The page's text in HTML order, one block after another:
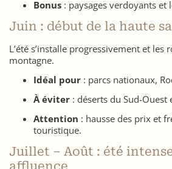
Bonus : paysages verdoyants et
Juin : début de la haute
L’été s’installe progressivement et les
montagne.
Idéal pour : parcs nationaux,
À éviter : déserts du Sud-Ouest
Attention : hausse des prix et
touristique.
Juillet – Août : été
affluence